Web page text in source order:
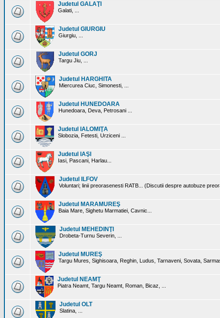
Judetul GALAŢI
Galati, ...
Judetul GIURGIU
Giurgiu, ...
Judetul GORJ
Targu Jiu, ...
Judetul HARGHITA
Miercurea Ciuc, Simonesti, ...
Judetul HUNEDOARA
Hunedoara, Deva, Petrosani ...
Judetul IALOMIŢA
Slobozia, Fetesti, Urziceni ...
Judetul IAŞI
Iasi, Pascani, Harlau...
Judetul ILFOV
Voluntari; linii preorasenesti RATB... (Discutii despre autobuze
Judetul MARAMUREŞ
Baia Mare, Sighetu Marmatiei, Cavnic...
Judetul MEHEDINŢI
Drobeta-Turnu Severin, ...
Judetul MUREŞ
Targu Mures, Sighisoara, Reghin, Ludus, Tarnaveni, Sovata,
Judetul NEAMŢ
Piatra Neamt, Targu Neamt, Roman, Bicaz, ...
Judetul OLT
Slatina, ...